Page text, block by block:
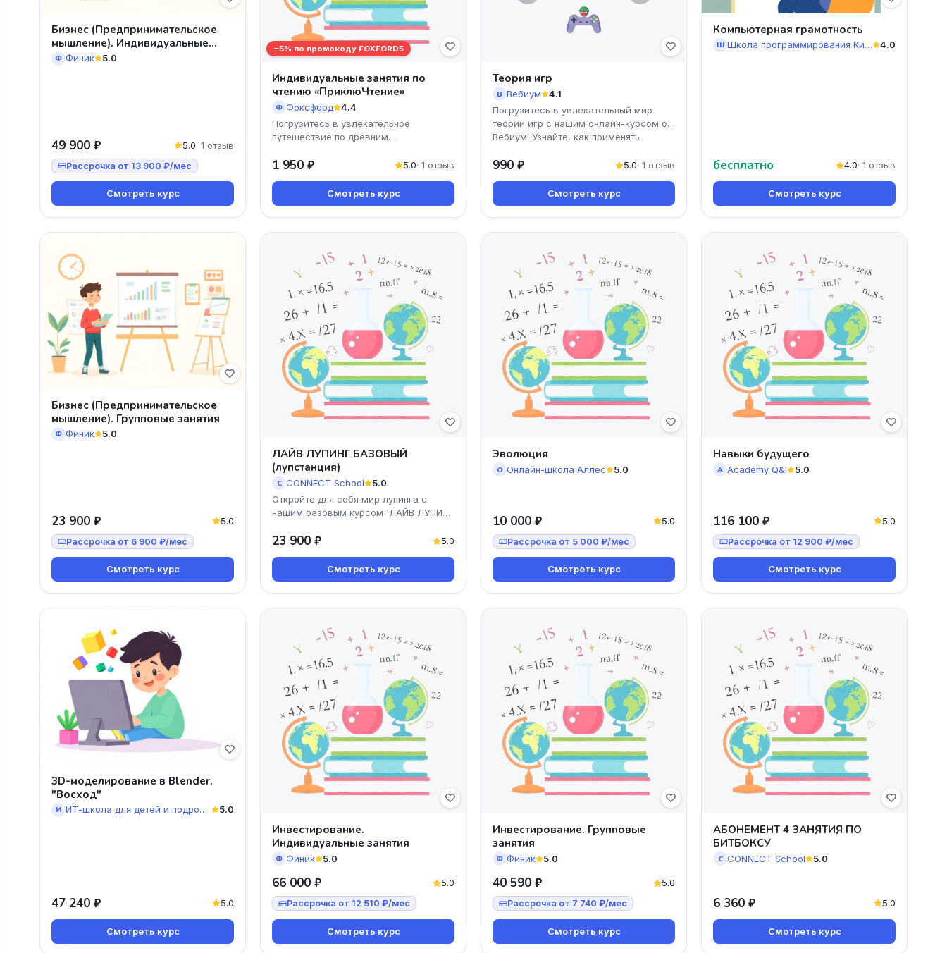
Бизнес (Предпринимательское
мышление). Индивидуальные
занятия
Ф Финик 5.0
49 900 ₽ 5.0· 1 отзыв
Рассрочка от 13 900 ₽/мес
Смотреть курс
−5% по промокоду FOXFORD5
Индивидуальные занятия по
чтению «ПриклюЧтение»
Ф Фоксфорд
4.4
Погрузитесь в увлекательное
путешествие по древним
«ПриклюЧтение» от Фоксфорд! Этот
1 950 ₽ 5.0· 1 отзыв
Смотреть курс
Теория игр
В Вебиум
4.1
Погрузитесь в увлекательный мир
теории игр с нашим онлайн-курсом от
Вебиум! Узнайте, как применять
990 ₽ 5.0· 1 отзыв
Смотреть курс
Компьютерная грамотность
Ш Школа программирования КиберУм 4.0
бесплатно 4.0· 1 отзыв
Смотреть курс
Бизнес (Предпринимательское
мышление). Групповые занятия
Ф Финик 5.0
23 900 ₽ 5.0
Рассрочка от 6 900 ₽/мес
Смотреть курс
ЛАЙВ ЛУПИНГ БАЗОВЫЙ
(лупстанция)
C CONNECT School
5.0
Откройте для себя мир лупинга с
нашим базовым курсом 'ЛАЙВ ЛУПИНГ
Научитесь создавать уникаль
23 900 ₽ 5.0
Смотреть курс
Эволюция
О Онлайн-школа Аллес 5.0
10 000 ₽ 5.0
Рассрочка от 5 000 ₽/мес
Смотреть курс
Навыки будущего
A Academy Q&I 5.0
116 100 ₽ 5.0
Рассрочка от 12 900 ₽/мес
Смотреть курс
3D-моделирование в Blender.
"Восход"
И ИТ-школа для детей и подростков “Стартория” 5.0
47 240 ₽ 5.0
Смотреть курс
Инвестирование.
Индивидуальные занятия
Ф Финик 5.0
66 000 ₽ 5.0
Рассрочка от 12 510 ₽/мес
Смотреть курс
Инвестирование. Групповые
занятия
Ф Финик 5.0
40 590 ₽ 5.0
Рассрочка от 7 740 ₽/мес
Смотреть курс
АБОНЕМЕНТ 4 ЗАНЯТИЯ ПО
БИТБОКСУ
C CONNECT School 5.0
6 360 ₽ 5.0
Смотреть курс